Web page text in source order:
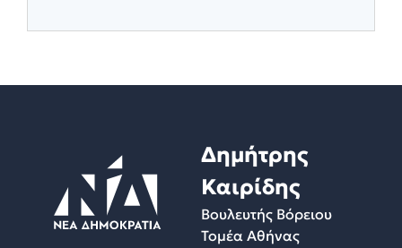
Δημήτρης
Καιρίδης
Βουλευτής Βόρειου
Τομέα Αθήνας